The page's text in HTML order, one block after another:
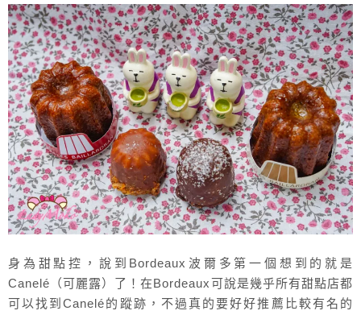
身為甜點控，說到Bordeaux波爾多第一個想到的就是
Canelé（可麗露）了！在Bordeaux可說是幾乎所有甜點店都
可以找到Canelé的蹤跡，不過真的要好好推薦比較有名的